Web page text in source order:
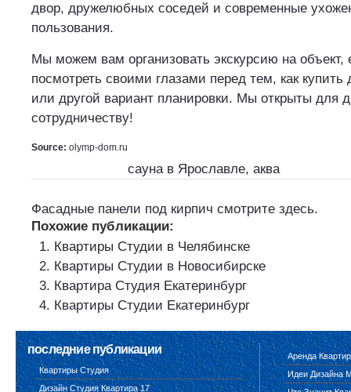
двор, дружелюбных соседей и современные
пользования.
Мы можем вам организовать экскурсию на объект,
посмотреть своими глазами перед тем, как купить
или другой вариант планировки. Мы открыты для
сотрудничеству!
Source: olymp-dom.ru
сауна в Ярославле, аква
Фасадные панели под кирпич смотрите здесь.
Похожие публикации:
Квартиры Студии в Челябинске
Квартиры Студии в Новосибирске
Квартира Студия Екатеринбург
Квартиры Студии Екатеринбург
последние публикации
Квартиры Студия
Дизайн Студия Квартира 17
Аренда
Идеи Дизайна